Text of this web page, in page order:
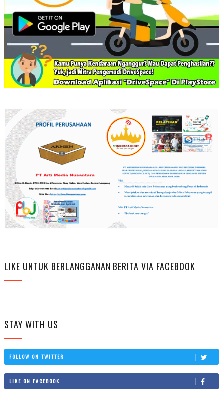
LIKE UNTUK BERLANGGANAN BERITA VIA FACEBOOK
STAY WITH US
FOLLOW ON TWITTER
LIKE ON FACEBOOK